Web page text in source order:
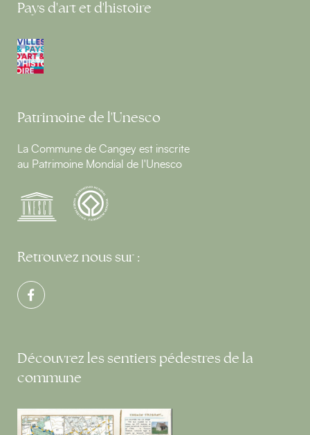
Pays d'art et d'histoire
Patrimoine de l'Unesco
La Commune de Cangey est inscrite
au Patrimoine Mondial de l'Unesco
Retrouvez nous sur :
Découvrez les sentiers pédestres de la
commune